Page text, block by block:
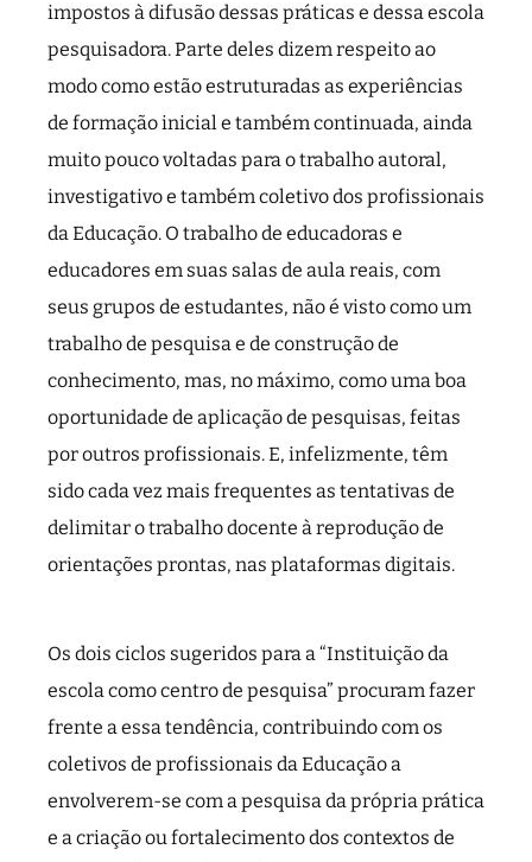
impostos à difusão dessas práticas e dessa escola
pesquisadora. Parte deles dizem respeito ao
modo como estão estruturadas as experiências
de formação inicial e também continuada, ainda
muito pouco voltadas para o trabalho autoral,
investigativo e também coletivo dos profissionais
da Educação. O trabalho de educadoras e
educadores em suas salas de aula reais, com
seus grupos de estudantes, não é visto como um
trabalho de pesquisa e de construção de
conhecimento, mas, no máximo, como uma boa
oportunidade de aplicação de pesquisas, feitas
por outros profissionais. E, infelizmente, têm
sido cada vez mais frequentes as tentativas de
delimitar o trabalho docente à reprodução de
orientações prontas, nas plataformas digitais.
Os dois ciclos sugeridos para a “Instituição da
escola como centro de pesquisa” procuram fazer
frente a essa tendência, contribuindo com os
coletivos de profissionais da Educação a
envolverem-se com a pesquisa da própria prática
e a criação ou fortalecimento dos contextos de